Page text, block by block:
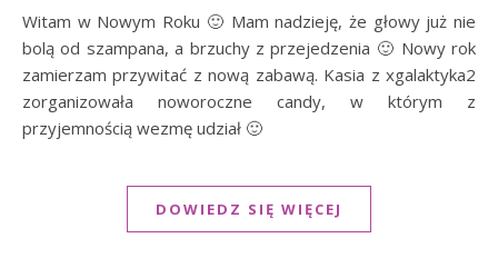
Witam w Nowym Roku 🙂 Mam nadzieję, że głowy już nie
bolą od szampana, a brzuchy z przejedzenia 🙂 Nowy rok
zamierzam przywitać z nową zabawą. Kasia z xgalaktyka2
zorganizowała noworoczne candy, w którym z
przyjemnością wezmę udział 🙂
DOWIEDZ SIĘ WIĘCEJ